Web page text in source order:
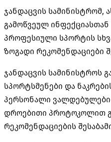
ჯანდაცვის სამინისტრომ,
გამოწვეულ
პროფესიული სპორტის
ზოგადი რეკომენდაციები
ჯანდაცვის სამინისტროს
სპორტსმენები და
პერსონალი ვალდებულები
დროებითი პროტოკოლით
რეკომენდაციების